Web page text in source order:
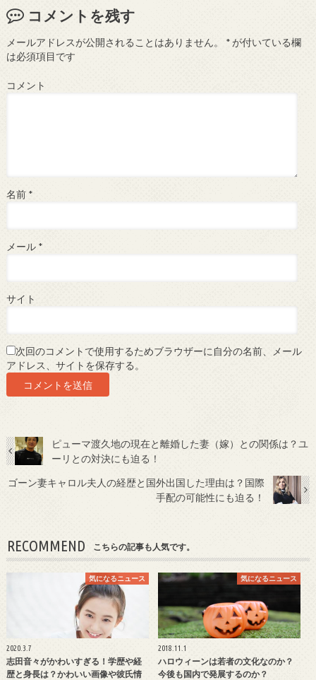
コメントを残す
メールアドレスが公開されることはありません。 *が付いている欄
は必須項目です
コメント
名前 *
メール *
サイト
次回のコメントで使用するためブラウザーに自分の名前、メール
アドレス、サイトを保存する。
ピューマ渡久地の現在と離婚した妻（嫁）との関係は？ユ
ーリとの対決にも迫る！
ゴーン妻キャロル夫人の経歴と国外出国した理由は？国際
手配の可能性にも迫る！
RECOMMEND こちらの記事も人気です。
気になるニュース
2020.3.7
志田音々がかわいすぎる！学歴や経
歴と身長は？かわいい画像や彼氏情
気になるニュース
2018.11.1
ハロウィーンは若者の文化なのか？
今後も国内で発展するのか？